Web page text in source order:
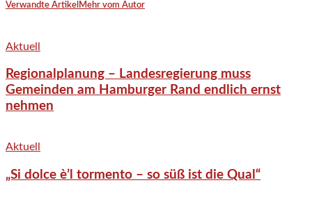
Verwandte Artikel Mehr vom Autor
Aktuell
Regionalplanung – Landesregierung muss
Gemeinden am Hamburger Rand endlich ernst
nehmen
Aktuell
„Si dolce è’l tormento – so süß ist die Qual“